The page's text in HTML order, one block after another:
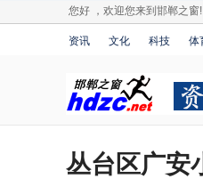
您好 ，欢迎您来到邯郸之窗!
资讯 文化 科技 体
丛台区广安